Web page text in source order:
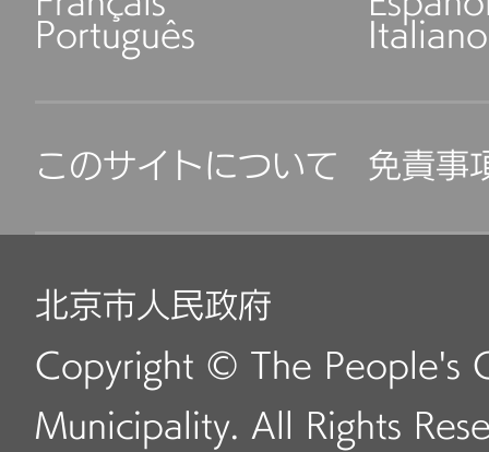
Português Italiano
このサイトについて 免責事
北京市人民政府
Copyright © The People's
Municipality. All Rights